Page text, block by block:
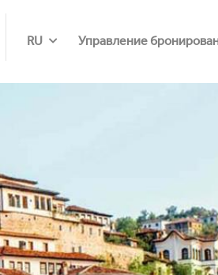
RU Управление